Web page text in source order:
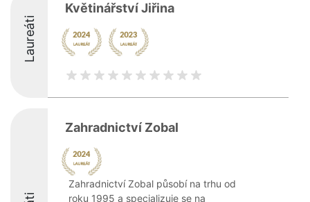
Laureáti
Květinářství Jiřina
Zahradnictví Zobal
Zahradnictví Zobal působí na trhu od
roku 1995 a specializuje se na